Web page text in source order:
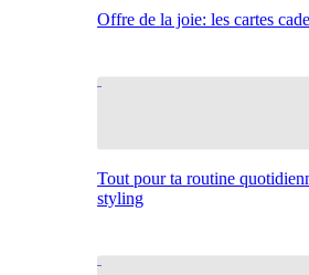
Offre de la joie: les cartes
Tout pour ta routine
styling